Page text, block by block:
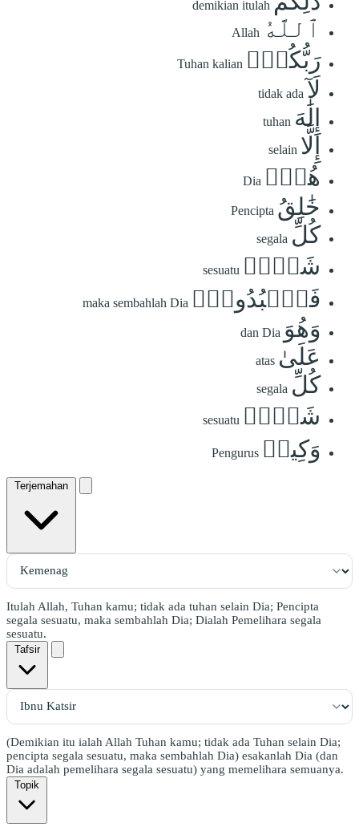
demikian itulah
ٱللَّهُ Allah
رَبُّكُمۡۖ Tuhan kalian
لَآ tidak ada
إِلَٰهَ tuhan
إِلَّا selain
هُوَۖ Dia
خَٰلِقُ Pencipta
كُلِّ segala
شَيۡءٖ sesuatu
فَٱعۡبُدُوهُۚ maka sembahlah Dia
وَهُوَ dan Dia
عَلَىٰ atas
كُلِّ segala
شَيۡءٖ sesuatu
وَكِيلٞ Pengurus
Terjemahan
Itulah Allah, Tuhan kamu; tidak ada tuhan selain Dia; Pencipta
segala sesuatu, maka sembahlah Dia; Dialah Pemelihara segala
sesuatu.
Tafsir
(Demikian itu ialah Allah Tuhan kamu; tidak ada Tuhan selain Dia;
pencipta segala sesuatu, maka sembahlah Dia) esakanlah Dia (dan
Dia adalah pemelihara segala sesuatu) yang memelihara semuanya.
Topik